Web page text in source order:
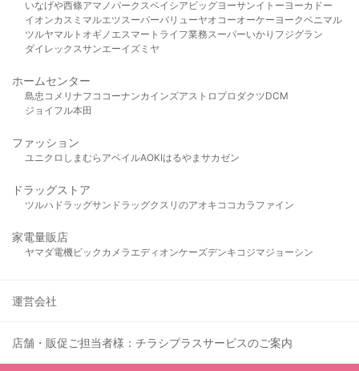
いなげや西條アマノパークスベイシア ビッグヨーサンイトーヨーカドー
イオンカスミ マルエツスーパーバリューヤオコーオーケー ヨークベニマル
ツルヤマルト オギノ エスマート ライフ業務スーパーいかり フジグラン
ダイレックスサンエーイズミヤ
ホームセンター
島忠 コメリ ナフコ コーナンカインズアストロプロダクツDCM
ジョイフル本田
ファッション
ユニクロ しまむら アベイルAOKIはるやま サカゼン
ドラッグストア
ツルハドラッグサンドラッグクスリのアオキ ココカラファイン
家電量販店
ヤマダ電機ビックカメラ エディオンケーズデンキ コジマジョーシン
運営会社
店舗・販促ご担当者様：チラシプラスサービスのご案内